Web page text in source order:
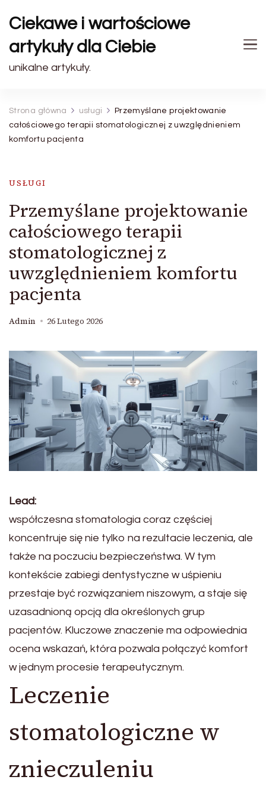
Ciekawe i wartościowe
artykuły dla Ciebie
unikalne artykuły.
Strona główna usługi
Przemyślane projektowanie
całościowego terapii stomatologicznej z uwzględnieniem
komfortu pacjenta
USŁUGI
Przemyślane projektowanie
całościowego terapii
stomatologicznej z
uwzględnieniem komfortu
pacjenta
Admin 26 Lutego 2026
Lead:
współczesna stomatologia coraz częściej
koncentruje się nie tylko na rezultacie leczenia, ale
także na poczuciu bezpieczeństwa. W tym
kontekście zabiegi dentystyczne w uśpieniu
przestaje być rozwiązaniem niszowym, a staje się
uzasadnioną opcją dla określonych grup
pacjentów. Kluczowe znaczenie ma odpowiednia
ocena wskazań, która pozwala połączyć komfort
w jednym procesie terapeutycznym.
Leczenie
stomatologiczne w
znieczuleniu